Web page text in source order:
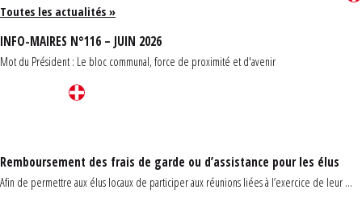
Toutes les actualités »
INFO-MAIRES N°116 – JUIN 2026
Mot du Président : Le bloc communal, force de proximité et d'avenir
Remboursement des frais de garde ou d’assistance pour les élus
Afin de permettre aux élus locaux de participer aux réunions liées à l’exercice de leur ...